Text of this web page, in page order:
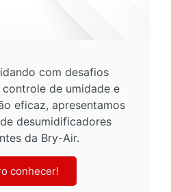
com desafios
de umidade e
eficaz, apresentamos
desumidificadores
da Bry-Air.
conhecer!